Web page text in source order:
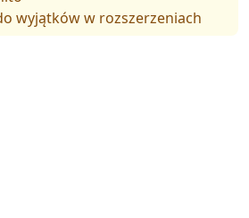
wyjątków w rozszerzeniach